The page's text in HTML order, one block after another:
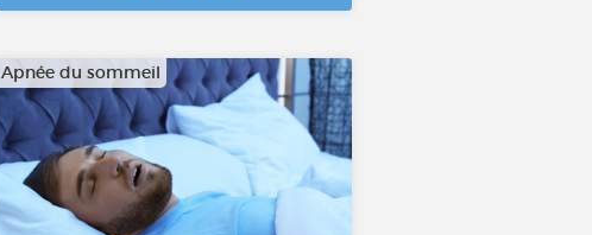
Apnée du sommeil